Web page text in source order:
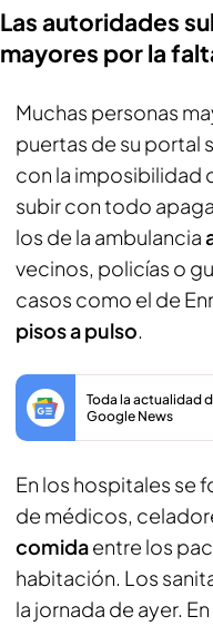
Las autoridades
mayores por la
Muchas personas
puertas de su portal
con la imposibilidad
subir con todo
los de la ambulancia
vecinos, policías o
casos como el de
pisos a pulso.
Toda la actualidad
Google News
En los hospitales se
de médicos,
comidaentre los
habitación. Los
la jornada de ayer.